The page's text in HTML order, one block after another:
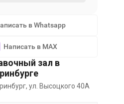
в Whatsapp
Написать в MAX
зал в
ул. Высоцкого 40А